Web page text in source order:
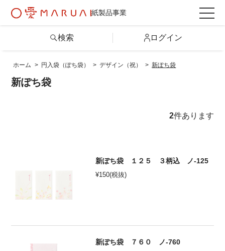
紙製品事業
カテゴリから探す
検索 ログイン
ホーム > 円入袋（ぽち袋） > デザイン（祝） > 新ぽち袋
新ぽち袋
2件あります
新ぽち袋 １２５ ３柄込 ノ-125
¥150(税抜)
新ぽち袋 ７６０ ノ-760